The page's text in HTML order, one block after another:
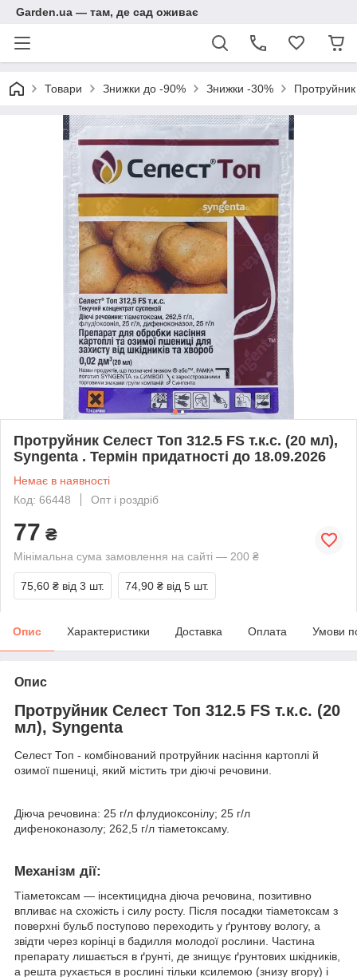
Garden.ua — там, де сад оживає
Товари Знижки до -90% Знижки -30%
Протруйник Селест Топ 312.5 FS т.к.с. (20 мл),
Syngenta . Термін придатності до 18.09.2026
Немає в наявності
Код: 66448
Опт і роздріб
77 ₴
Мінімальна сума замовлення на сайті — 200 ₴
75,60 ₴ від 3 шт. 74,90 ₴ від 5 шт.
Опис Характеристики Доставка Оплата Умови
Опис
Протруйник Селест Топ 312.5 FS т.к.с. (20
мл), Syngenta
Селест Топ - комбінований протруйник насіння картоплі й
озимої пшениці, який містить три діючі речовини.
Діюча речовина: 25 г/л флудиоксонілу; 25 г/л
дифеноконазолу; 262,5 г/л тіаметоксаму.
Механізм дії:
Тіаметоксам — інсектицидна діюча речовина, позитивно
впливає на схожість і силу росту. Після посадки тіаметоксам з
поверхні бульб поступово переходить у ґрунтову вологу, а
звідти через корінці в бадилля молодої рослини. Частина
препарату лишається в ґрунті, де знищує ґрунтових шкідників,
а решта рухається в рослині тільки ксилемою (знизу вгору) і